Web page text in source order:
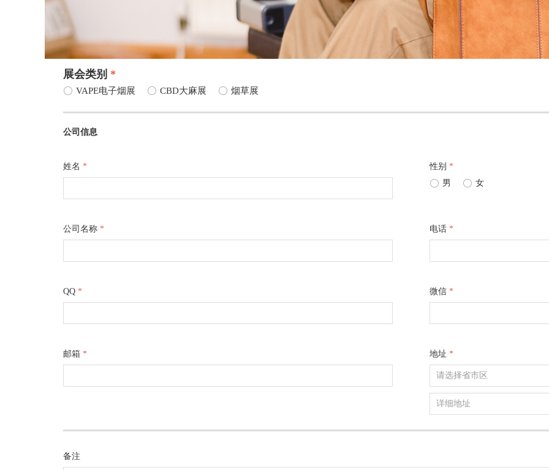
展会类别 *
ꀐ VAPE电子烟展 ꀐ CBD大麻展 ꀐ 烟草展
公司信息
姓名 * 性别 *
ꀐ 男 ꀐ 女
公司名称 * 电话 *
QQ * 微信 *
邮箱 * 地址 *
备注